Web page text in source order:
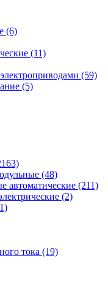
(6)
(11)
(59)
(5)
(48)
автоматические (211)
(2)
тока (19)